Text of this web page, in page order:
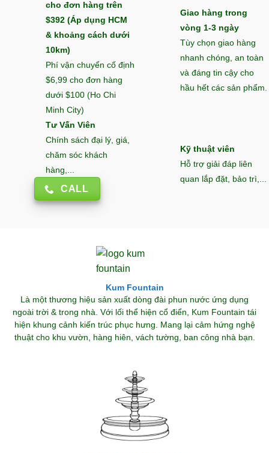
cho đơn hàng trên
$392 (Áp dụng HCM
& khoảng cách dưới
10km)
Phí vận chuyển cố định
$6,99 cho đơn hàng
dưới $100 (Ho Chi
Minh City)
Giao hàng trong
vòng 1-3 ngày
Tùy chọn giao hàng
nhanh chóng, an toàn
và đáng tin cậy cho
hầu hết các sản phẩm.
Tư Vấn Viên
Chính sách đại lý, giá,
chăm sóc khách
hàng,...
CALL
Kỹ thuật viên
Hỗ trợ giải đáp liên
quan lắp đặt, bảo trì,...
Kum Fountain
Là một thương hiệu sản xuất dòng đài phun nước ứng dụng
ngoài trời & trong nhà. Với lối thể hiện cổ điển, Kum Fountain tái
hiện khung cảnh kiến trúc phục hưng. Mang lại cảm hứng nghệ
thuật cho khu vườn, hàng hiên, vách tường, ban công nhà bạn.